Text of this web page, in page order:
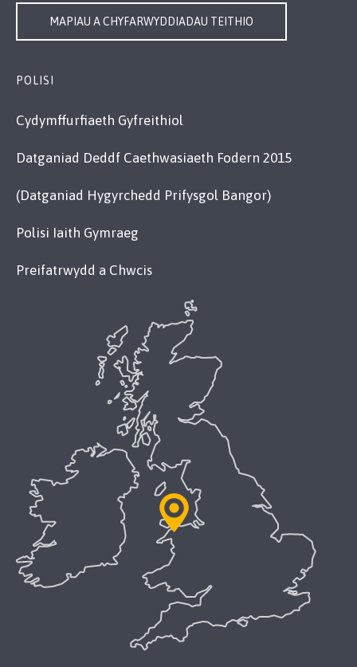
MAPIAU A CHYFARWYDDIADAU TEITHIO
POLISI
Cydymffurfiaeth Gyfreithiol
Datganiad Deddf Caethwasiaeth Fodern 2015
(Datganiad Hygyrchedd Prifysgol Bangor)
Polisi Iaith Gymraeg
Preifatrwydd a Chwcis